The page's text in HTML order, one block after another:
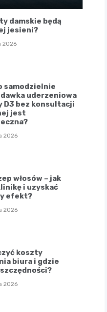
damskie będą
jesieni?
2026
samodzielnie
uderzeniowa
D3 bez konsultacji
jest
2026
włosów – jak
i uzyskać
efekt?
2026
koszty
biura i gdzie
2026